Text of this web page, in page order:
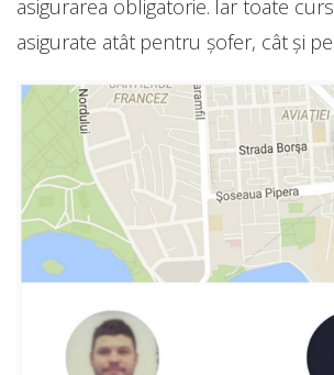
asigurarea obligatorie. Iar toate
asigurate atât pentru șofer, cât și